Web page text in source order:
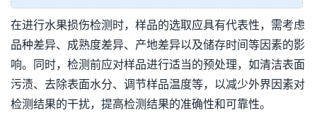
在进行水果损伤检测时，样品的选取应具有代表性，需考虑
品种差异、成熟度差异、产地差异以及储存时间等因素的影
响。同时，检测前应对样品进行适当的预处理，如清洁表面
污渍、去除表面水分、调节样品温度等，以减少外界因素对
检测结果的干扰，提高检测结果的准确性和可靠性。